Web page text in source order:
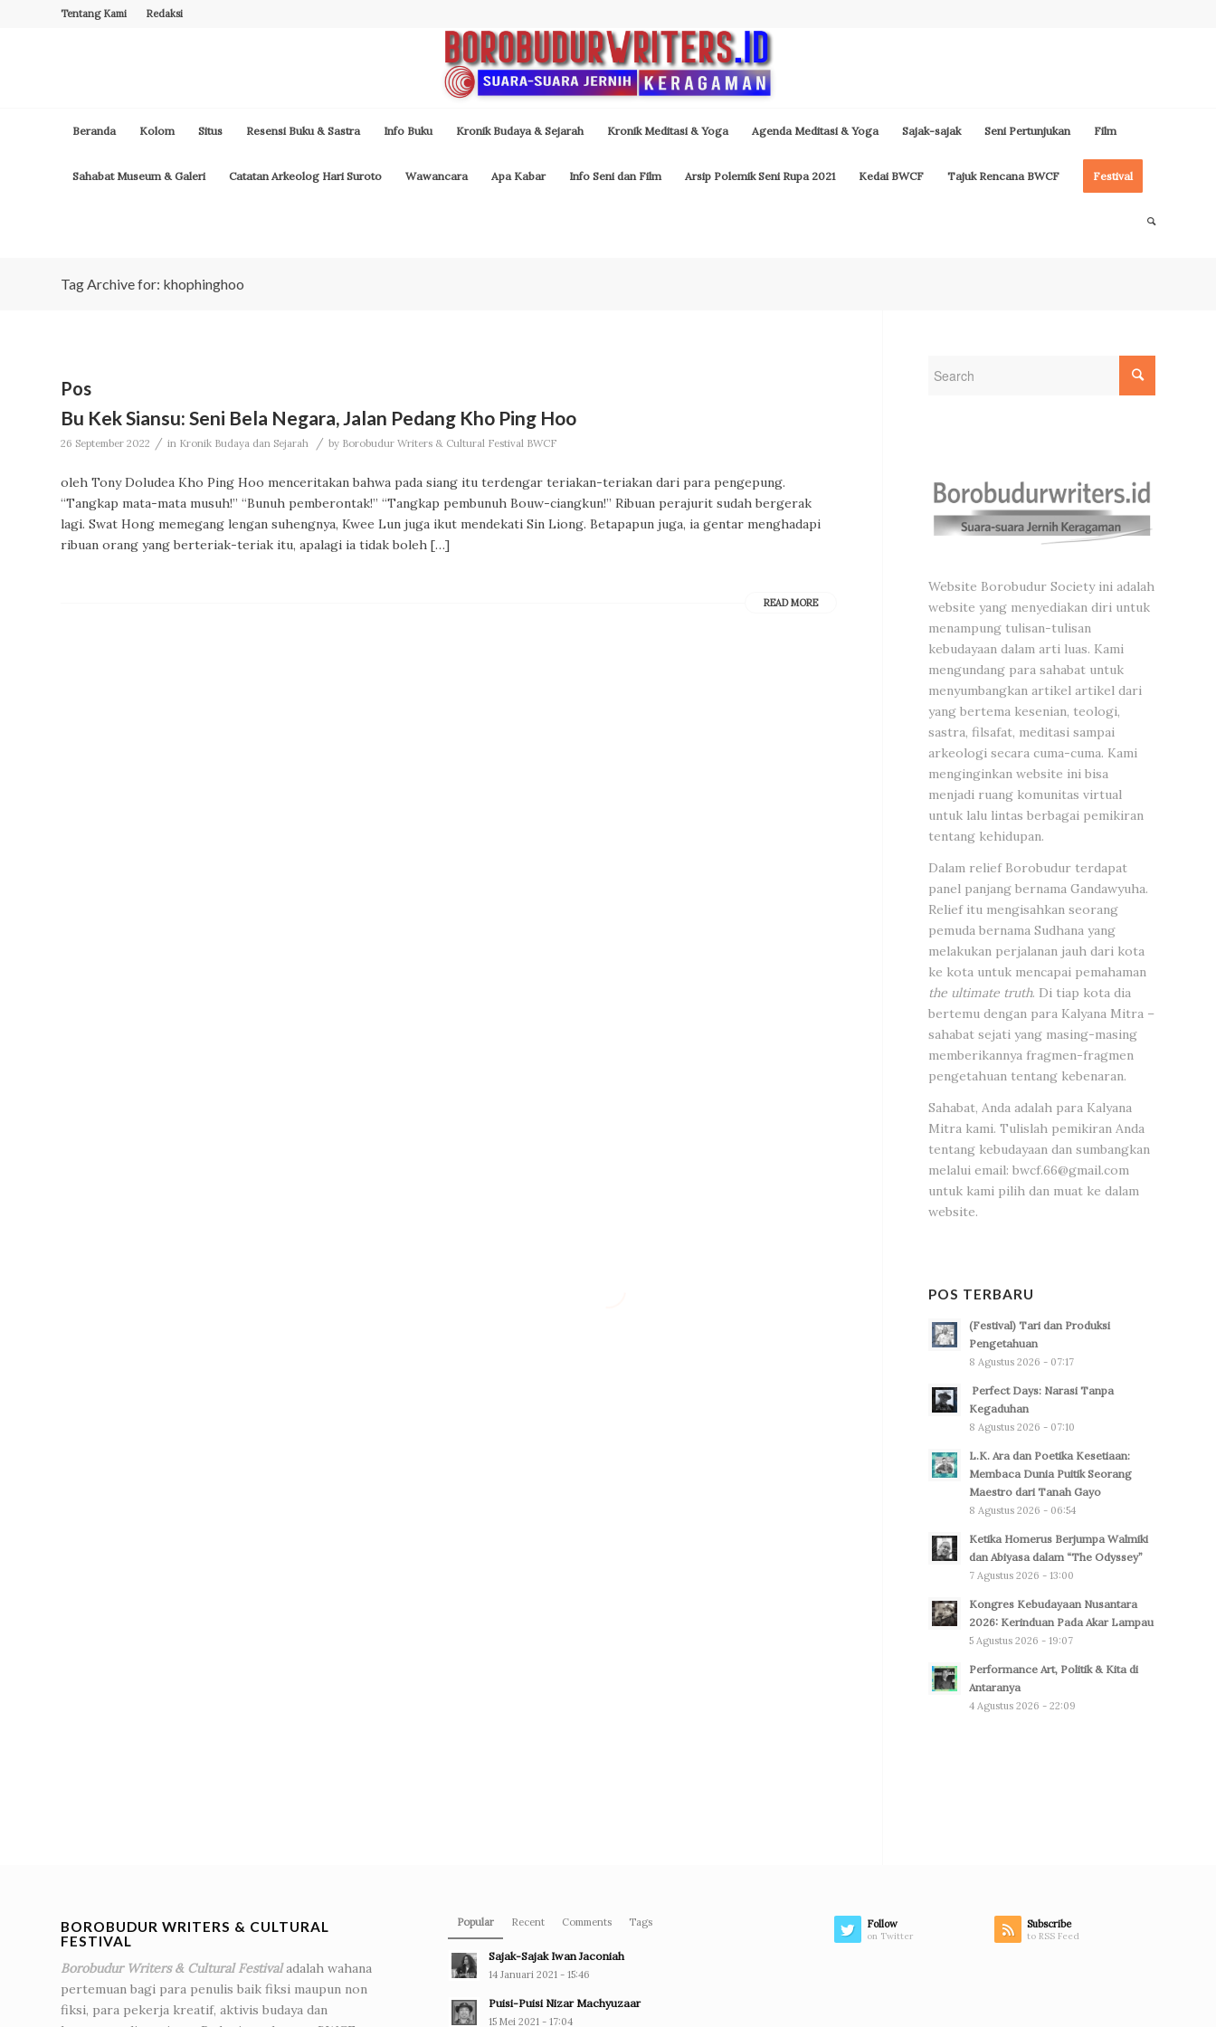
Tentang Kami Redaksi
Beranda Kolom Situs Resensi Buku & Sastra Info Buku Kronik Budaya & Sejarah Kronik Meditasi & Yoga Agenda Meditasi & Yoga Sajak-sajak Seni Pertunjukan Film
Sahabat Museum & Galeri Catatan Arkeolog Hari Suroto Wawancara Apa Kabar Info Seni dan Film Arsip Polemik Seni Rupa 2021 Kedai BWCF Tajuk Rencana BWCF Festival
Tag Archive for: khophinghoo
Pos
Bu Kek Siansu: Seni Bela Negara, Jalan Pedang Kho Ping Hoo
26 September 2022 / in Kronik Budaya dan Sejarah / by Borobudur Writers & Cultural Festival BWCF
oleh Tony Doludea Kho Ping Hoo menceritakan bahwa pada siang itu terdengar teriakan-teriakan dari para pengepung.
“Tangkap mata-mata musuh!” “Bunuh pemberontak!” “Tangkap pembunuh Bouw-ciangkun!” Ribuan perajurit sudah bergerak
lagi. Swat Hong memegang lengan suhengnya, Kwee Lun juga ikut mendekati Sin Liong. Betapapun juga, ia gentar menghadapi
ribuan orang yang berteriak-teriak itu, apalagi ia tidak boleh […]
READ MORE
Website Borobudur Society ini adalah
website yang menyediakan diri untuk
menampung tulisan-tulisan
kebudayaan dalam arti luas. Kami
mengundang para sahabat untuk
menyumbangkan artikel artikel dari
yang bertema kesenian, teologi,
sastra, filsafat, meditasi sampai
arkeologi secara cuma-cuma. Kami
menginginkan website ini bisa
menjadi ruang komunitas virtual
untuk lalu lintas berbagai pemikiran
tentang kehidupan.
Dalam relief Borobudur terdapat
panel panjang bernama Gandawyuha.
Relief itu mengisahkan seorang
pemuda bernama Sudhana yang
melakukan perjalanan jauh dari kota
ke kota untuk mencapai pemahaman
the ultimate truth. Di tiap kota dia
bertemu dengan para Kalyana Mitra –
sahabat sejati yang masing-masing
memberikannya fragmen-fragmen
pengetahuan tentang kebenaran.
Sahabat, Anda adalah para Kalyana
Mitra kami. Tulislah pemikiran Anda
tentang kebudayaan dan sumbangkan
melalui email: bwcf.66@gmail.com
untuk kami pilih dan muat ke dalam
website.
POS TERBARU
(Festival) Tari dan Produksi
Pengetahuan
8 Agustus 2026 - 07:17
Perfect Days: Narasi Tanpa
Kegaduhan
8 Agustus 2026 - 07:10
L.K. Ara dan Poetika Kesetiaan:
Membaca Dunia Puitik Seorang
Maestro dari Tanah Gayo
8 Agustus 2026 - 06:54
Ketika Homerus Berjumpa Walmiki
dan Abiyasa dalam “The Odyssey”
7 Agustus 2026 - 13:00
Kongres Kebudayaan Nusantara
2026: Kerinduan Pada Akar Lampau
5 Agustus 2026 - 19:07
Performance Art, Politik & Kita di
Antaranya
4 Agustus 2026 - 22:09
BOROBUDUR WRITERS & CULTURAL
FESTIVAL
Borobudur Writers & Cultural Festivaladalah wahana
pertemuan bagi para penulis baik fiksi maupun non
fiksi, para pekerja kreatif, aktivis budaya dan
Popular Recent Comments Tags
Sajak-Sajak Iwan Jaconiah
14 Januari 2021 - 15:46
Puisi-Puisi Nizar Machyuzaar
15 Mei 2021 - 17:04
Follow
on Twitter
Subscribe
to RSS Feed